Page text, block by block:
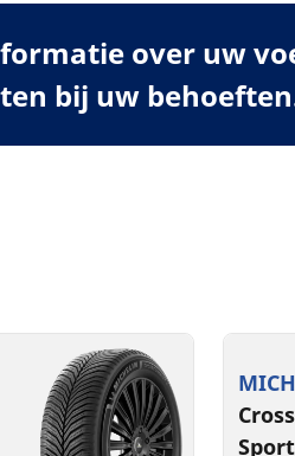
over uw
bij uw
Sport